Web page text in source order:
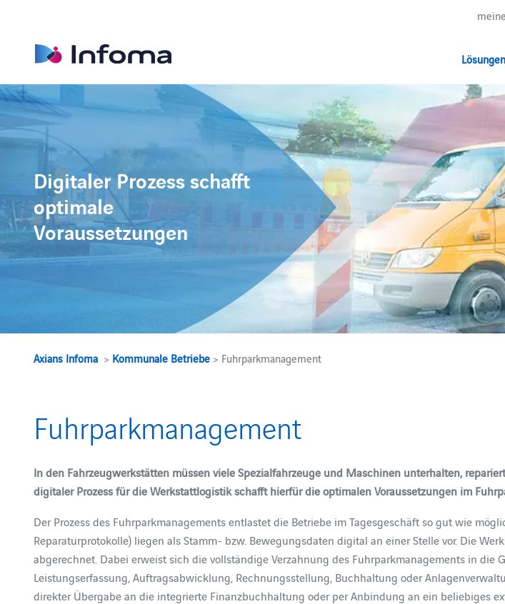
Lösungen
Digitaler Prozess schafft
optimale
Voraussetzungen
Axians Infoma > Kommunale Betriebe > Fuhrparkmanagement
Fuhrparkmanagement
In den Fahrzeugwerkstätten müssen viele Spezialfahrzeuge und Maschinen unterhalten,
digitaler Prozess für die Werkstattlogistik schafft hierfür die optimalen Voraussetzungen im
Der Prozess des Fuhrparkmanagements entlastet die Betriebe im Tagesgeschäft so gut wie
Reparaturprotokolle) liegen als Stamm- bzw. Bewegungsdaten digital an einer Stelle vor. Die
abgerechnet. Dabei erweist sich die vollständige Verzahnung des Fuhrparkmanagements in die
Leistungserfassung, Auftragsabwicklung, Rechnungsstellung, Buchhaltung oder
direkter Übergabe an die integrierte Finanzbuchhaltung oder per Anbindung an ein beliebiges